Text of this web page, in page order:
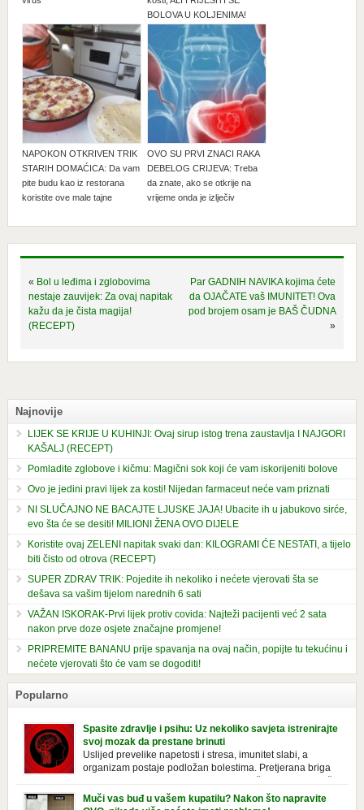
BOLOVA U KOLJENIMA!
NAPOKON OTKRIVEN TRIK
STARIH DOMAĆICA: Da vam
pite budu kao iz restorana
koristite ove male tajne
OVO SU PRVI ZNACI RAKA
DEBELOG CRIJEVA: Treba
da znate, ako se otkrije na
vrijeme onda je izlječiv
« Bol u leđima i zglobovima
nestaje zauvijek: Za ovaj napitak
kažu da je čista magija!
(RECEPT)
Par GADNIH NAVIKA kojima ćete
da OJAČATE vaš IMUNITET! Ova
pod brojem osam je BAŠ ČUDNA
»
Najnovije
LIJEK SE KRIJE U KUHINJI: Ovaj sirup istog trena zaustavlja I NAJGORI
KAŠALJ (RECEPT)
Pomladite zglobove i kičmu: Magični sok koji će vam iskorijeniti bolove
Ovo je jedini pravi lijek za kosti! Nijedan farmaceut neće vam priznati
NI SLUČAJNO NE BACAJTE LJUSKE JAJA! Ubacite ih u jabukovo sirće,
evo šta će se desiti! MILIONI ŽENA OVO DIJELE
Koristite ovaj ZELENI napitak svaki dan: KILOGRAMI ĆE NESTATI, a tijelo
biti čisto od otrova (RECEPT)
SUPER ZDRAV TRIK: Pojedite ih nekoliko i nećete vjerovati šta se
dešava sa vašim tijelom narednih 6 sati
VAŽAN ISKORAK-Prvi lijek protiv covida: Najteži pacijenti već 2 sata
nakon prve doze osjete značajne promjene!
PRIPREMITE BANANU prije spavanja na ovaj način, popijte tu tekućinu i
nećete vjerovati što će vam se dogoditi!
Popularno
Spasite zdravlje i psihu: Uz nekoliko savjeta istrenirajte
svoj mozak da prestane brinuti
Uslijed prevelike napetosti i stresa, imunitet slabi, a
organizam postaje podložan bolestima. Pretjerana briga
ostavlja posljedice na mentalno i na fizičko zdravlje. Može
izazvati stres, depresiju, umor i loše zdravstveno stanje. Jeste li znali da
pretjerana briga može povećati broj otkucaja srca, otežati disanje i
Muči vas buđ u vašem kupatilu? Nakon što napravite